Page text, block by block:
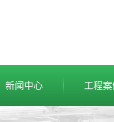
新闻中心 工程